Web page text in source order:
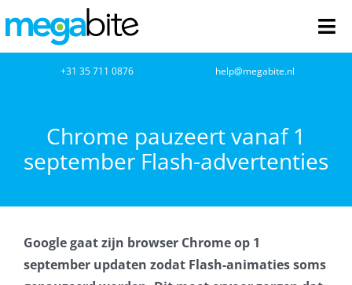
naar
inhoud
Netwerkbeheer
Cloud Computing
+31 35 711 0876 help@megabite.nl
Chrome pauzeert vanaf 1
september Flash-advertenties
Google gaat zijn browser Chrome op 1
september updaten zodat Flash-animaties soms